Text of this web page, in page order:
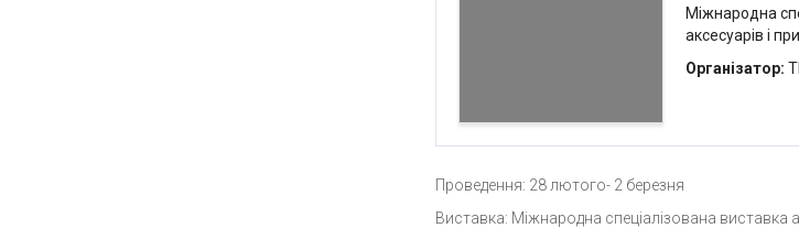
Міжнародна
аксесуарів і
Організатор:
Проведення: 28 лютого- 2 березня
Виставка: Міжнародна спеціалізована виставка